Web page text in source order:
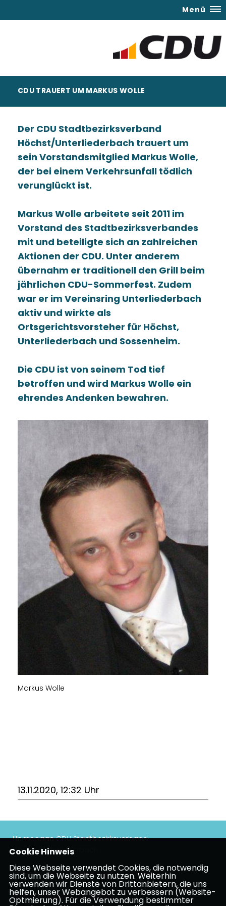
Menü
CDU TRAUERT UM MARKUS WOLLE
Der CDU Stadtbezirksverband
Höchst/Unterliederbach trauert um
sein Vorstandsmitglied Markus Wolle,
der bei einem Verkehrsunfall tödlich
verunglückt ist.
Markus Wolle arbeitete seit 2011 im
Vorstand des Stadtbezirksverbandes
mit und beteiligte sich an zahlreichen
Aktionen der CDU. Unter anderem
übernahm er traditionell den Grill beim
jährlichen CDU-Sommerfest. Zudem
war er im Vereinsring Unterliederbach
aktiv und wirkte als
Ortsgerichtsvorsteher für Höchst,
Unterliederbach und Sossenheim.
Die CDU ist von seinem Tod tief
betroffen und wird Markus Wolle ein
ehrendes Andenken bewahren.
Markus Wolle
13.11.2020, 12:32 Uhr
Homepage CDU Stadtbezirksverband
Höchst/Unterliederbach
Impressum Datenschutz Kontakt
CDU Frankfurt am Main
Cookie Hinweis
Diese Webseite verwendet Cookies, die notwendig
sind, um die Webseite zu nutzen. Weiterhin
verwenden wir Dienste von Drittanbietern, die uns
helfen, unser Webangebot zu verbessern (Website-
Optmierung). Für die Verwendung bestimmter